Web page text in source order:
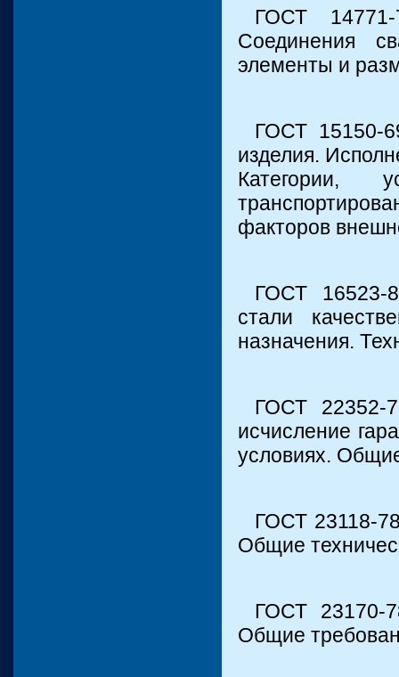
ГОСТ
Соединения
элементы и
ГОСТ 15150-
изделия.
Категории,
факторов
ГОСТ 16523-
стали
назначения.
ГОСТ 22352-
исчисление
условиях.
ГОСТ 23118-
Общие
ГОСТ 23170-
Общие